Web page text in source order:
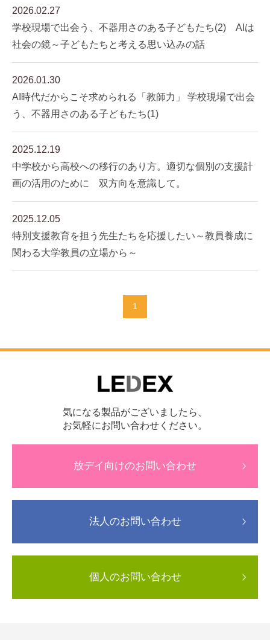
2026.02.27
学校現場で出会う、不器用さのある子どもたち(2) AIは
社会の鏡～子どもたちと考える思い込みの話
2026.01.30
AI時代だからこそ求められる「教師力」 学校現場で出会
う、不器用さのある子どもたち(1)
2025.12.19
中学校から高校への移行のあり方。適切な個別の支援計
画の活用のために 双方向を意識して。
2025.12.05
特別支援教育を担う先生たちを応援したい～教員養成に
関わる大学教員の立場から～
1
気になる製品がございましたら、
お気軽にお問い合わせください。
放デイ向けのお問い合わせ
法人のお問い合わせ
個人のお問い合わせ